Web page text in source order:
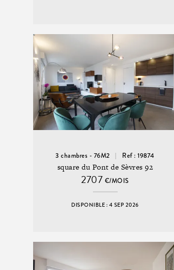
3 chambres - 76M2 Ref : 19874
square du Pont de Sèvres 92
2707 €/MOIS
DISPONIBLE : 4 SEP 2026